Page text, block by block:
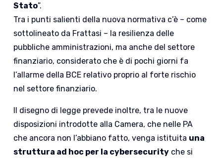
Stato”.
Tra i punti salienti della nuova normativa c’è – come
sottolineato da Frattasi – la resilienza delle
pubbliche amministrazioni, ma anche del settore
finanziario, considerato che è di pochi giorni fa
l’allarme della BCE relativo proprio al forte rischio
nel settore finanziario.
Il disegno di legge prevede inoltre, tra le nuove
disposizioni introdotte alla Camera, che nelle PA
che ancora non l’abbiano fatto, venga istituita una
struttura ad hoc per la cybersecurity che si